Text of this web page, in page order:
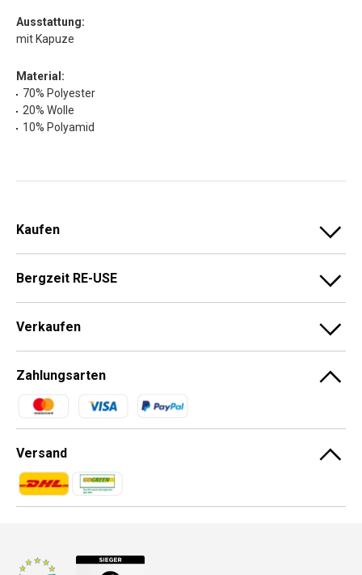
Ausstattung:
mit Kapuze
Material:
70% Polyester
20% Wolle
10% Polyamid
Kaufen
Bergzeit RE-USE
Verkaufen
Zahlungsarten
Zahlungsmethoden
Versand
Zahlungsmethoden
Zahlungsmethoden